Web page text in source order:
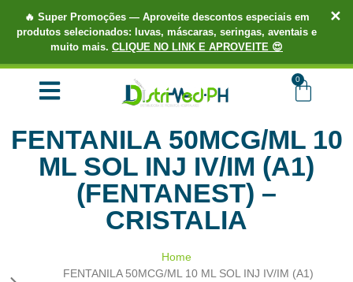
🔥 Super Promoções— Aproveite descontos especiais em
produtos selecionados: luvas, máscaras, seringas, aventais e
muito mais. CLIQUE NO LINK E APROVEITE 😍
✕
TUDO EM ATÉ 3X SEM JUROS.
0
FENTANILA 50MCG/ML 10
ML SOL INJ IV/IM (A1)
(FENTANEST) –
CRISTALIA
Home
FENTANILA 50MCG/ML 10 ML SOL INJ IV/IM (A1)